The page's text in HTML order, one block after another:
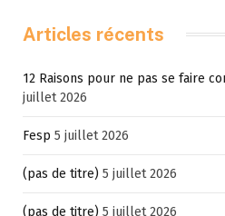
Articles récents
12 Raisons pour ne pas se faire
juillet 2026
Fesp 5 juillet 2026
(pas de titre) 5 juillet 2026
(pas de titre) 5 juillet 2026